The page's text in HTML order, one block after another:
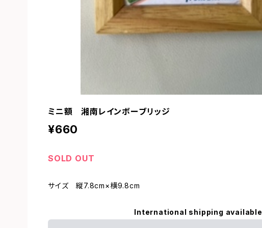
ミニ額 湘南レインボーブリッジ
¥660
SOLD OUT
サイズ 縦7.8cm×横9.8cm
International shipping available